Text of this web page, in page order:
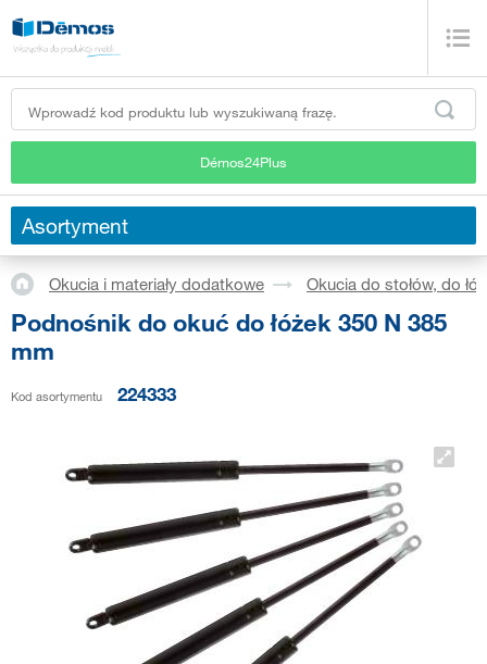
Démos24Plus
Asortyment
Okucia i materiały dodatkowe Okucia do stołów, do
Podnośnik do okuć do łóżek 350 N 385
mm
Kod asortymentu 224333